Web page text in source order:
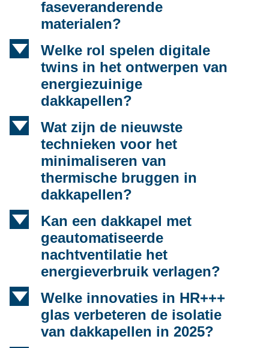
faseveranderende
materialen?
d
Welke rol spelen digitale
twins in het ontwerpen van
energiezuinige
dakkapellen?
d
Wat zijn de nieuwste
technieken voor het
minimaliseren van
thermische bruggen in
dakkapellen?
d
Kan een dakkapel met
geautomatiseerde
nachtventilatie het
energieverbruik verlagen?
d
Welke innovaties in HR+++
glas verbeteren de isolatie
van dakkapellen in 2025?